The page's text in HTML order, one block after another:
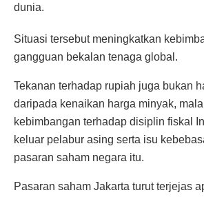
dunia.
Situasi tersebut meningkatkan
gangguan bekalan tenaga global.
Tekanan terhadap rupiah juga bukan
daripada kenaikan harga minyak,
kebimbangan terhadap disiplin fiskal
keluar pelabur asing serta isu
pasaran saham negara itu.
Pasaran saham Jakarta turut terjejas